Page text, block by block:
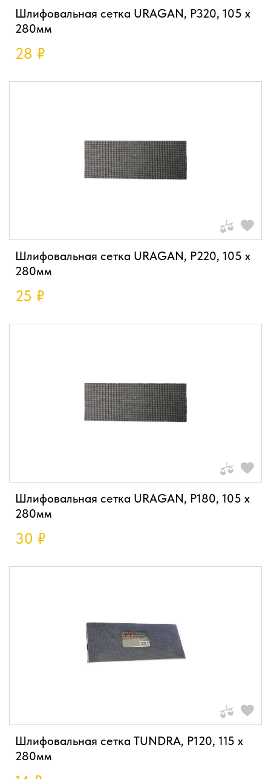
Шлифовальная сетка URAGAN, P320, 105 х
280мм
28 ₽
Шлифовальная сетка URAGAN, P220, 105 х
280мм
25 ₽
Шлифовальная сетка URAGAN, P180, 105 х
280мм
30 ₽
Шлифовальная сетка TUNDRA, P120, 115 х
280мм